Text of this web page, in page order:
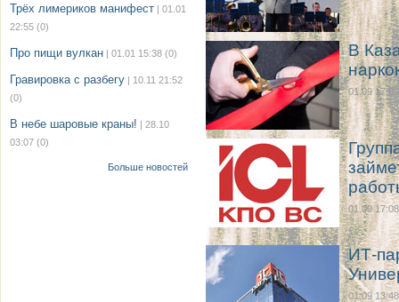
Трёх лимериков манифест | 01.01
22:55 (0)
Про пищи вулкан | 01.01 15:38 (0)
Гравировка с разбегу | 10.11 21:52
(0)
В небе шаровые краны! | 28.10
03:07 (0)
Больше новостей
В
01.09 17:09
01.09 17:08
ИТ-
01.09 13:48